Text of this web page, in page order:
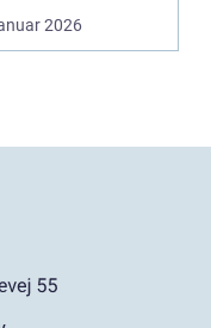
mange pårør...
2026